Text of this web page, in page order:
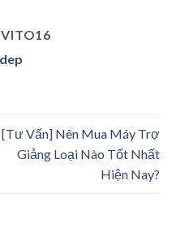
[Tư Vấn] Nên Mua Máy Trợ
Giảng Loại Nào Tốt Nhất
Hiện Nay?